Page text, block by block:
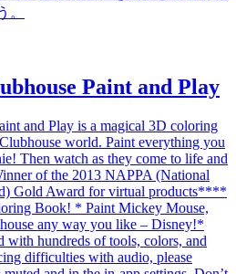
。
Paint and Play
and Play is a magical 3D coloring
world. Paint everything you
Then watch as they come to life and
of the 2013 NAPPA (National
Gold Award for virtual products****
Book! * Paint Mickey Mouse,
any way you like – Disney!*
with hundreds of tools, colors, and
difficulties with audio, please